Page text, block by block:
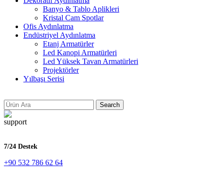
Banyo & Tablo Aplikleri
Kristal Cam Spotlar
Ofis Aydınlatma
Endüstriyel Aydınlatma
Etanj Armatürler
Led Kanopi Armatürleri
Led Yüksek Tavan Armatürleri
Projektörler
Yılbaşı Serisi
Search
7/24 Destek
+90 532 786 62 64